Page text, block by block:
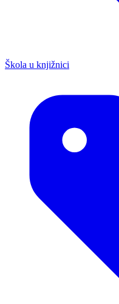
Škola u knjižnici